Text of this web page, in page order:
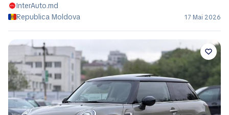
InterAuto.md
Republica Moldova
17 Mai 2026